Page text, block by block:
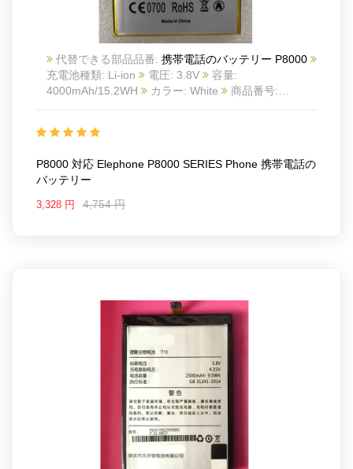
代替できる部品品番: 携帯電話のバッテリー P8000
充電池種類: Li-ion
電圧: 3.8V
4000mAh/15.2WH
カラー: White
商品番号:
Elephone P8000 SERIES phone
P8000 対応 Elephone P8000 SERIES Phone 携帯電話の
バッテリー
3,328 円 4,754 円